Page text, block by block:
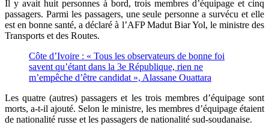
Il y avait huit personnes à bord, trois membres d’équipage et cinq
passagers. Parmi les passagers, une seule personne a survécu et elle
est en bonne santé, a déclaré à l’AFP Madut Biar Yol, le ministre des
Transports et des Routes.
Côte d’Ivoire : « Tous les observateurs de bonne foi
savent qu’étant dans la 3e République, rien ne
m’empêche d’être candidat », Alassane Ouattara
Les quatre (autres) passagers et les trois membres d’équipage sont
morts, a-t-il ajouté. Selon le ministre, les membres d’équipage étaient
de nationalité russe et les passagers de nationalité sud-soudanaise.